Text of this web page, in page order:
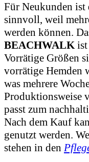
Für Neukunden
sinnvoll, weil
werden können.
BEACHWALKist
Vorrätige Größen
vorrätige Hemden
was mehrere
Produktionsweise
passt zum
Nach dem Kauf
genutzt werden.
stehen in den